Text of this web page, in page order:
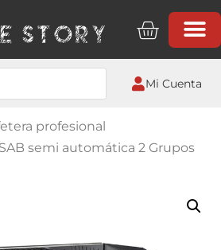
Mi Cuenta
profesional
semi automática 2 Grupos